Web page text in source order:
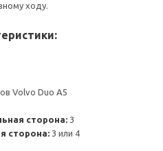
ходу.
Volvo Duo A5
сторона: 3
сторона: 3 или 4